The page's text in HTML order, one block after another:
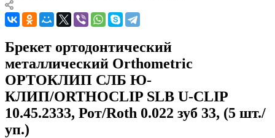
Брекет ортодонтический
металлический Orthometric
ОРТОКЛИП СЛБ Ю-
КЛИП/ORTHOCLIP SLB U-CLIP
10.45.2333, Рот/Roth 0.022 зуб 33, (5 шт./
уп.)